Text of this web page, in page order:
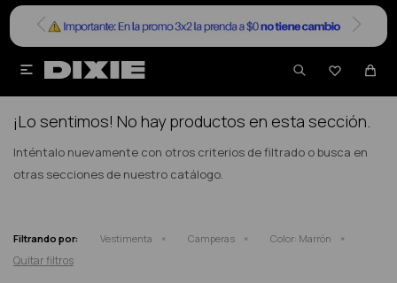


NO SE HAN RECUPERADO PRODUCTOS
¡Lo sentimos! No hay productos en esta sección.
Inténtalo nuevamente con otros criterios de filtrado o busca en
otras secciones de nuestro catálogo.
Filtrando por: Vestimenta Camperas Color: Marrón
Quitar filtros